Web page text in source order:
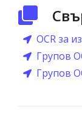
OCR за
Групов
Групов